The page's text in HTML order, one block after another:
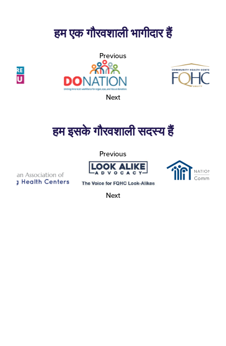
हम एक गौरवशाली भागीदार हैं
Previous
Next
हम इसके गौरवशाली सदस्य हैं
Previous
Next